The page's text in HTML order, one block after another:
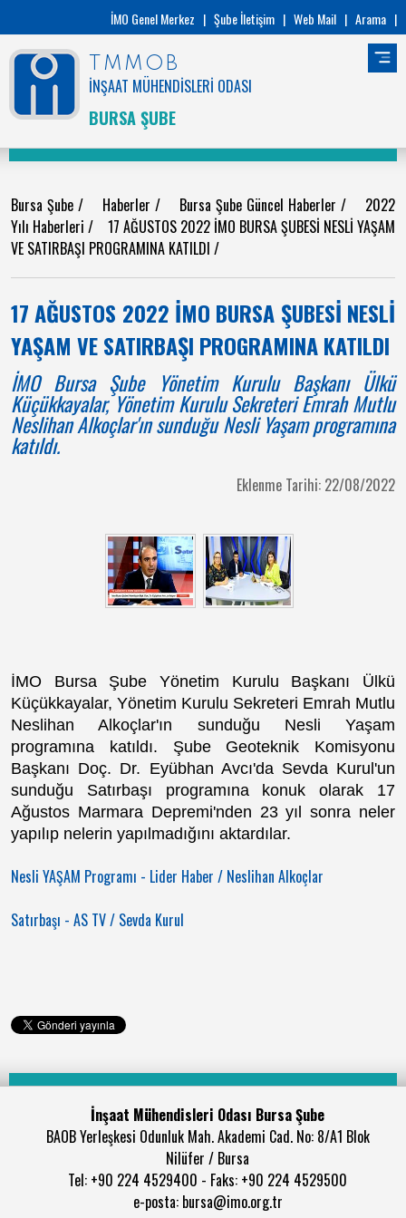
İMO Genel Merkez | Şube İletişim | Web Mail | Arama |
TMMOB
İNŞAAT MÜHENDİSLERİ ODASI
BURSA ŞUBE
Bursa Şube/ Haberler/ Bursa Şube Güncel Haberler/ 2022
Yılı Haberleri / 17 AĞUSTOS 2022 İMO BURSA ŞUBESİ NESLİ YAŞAM
VE SATIRBAŞI PROGRAMINA KATILDI /
17 AĞUSTOS 2022 İMO BURSA ŞUBESİ NESLİ
YAŞAM VE SATIRBAŞI PROGRAMINA KATILDI
İMO Bursa Şube Yönetim Kurulu Başkanı Ülkü
Küçükkayalar, Yönetim Kurulu Sekreteri Emrah Mutlu
Neslihan Alkoçlar'ın sunduğu Nesli Yaşam programına
katıldı.
Eklenme Tarihi: 22/08/2022
İMO Bursa Şube Yönetim Kurulu Başkanı Ülkü
Küçükkayalar, Yönetim Kurulu Sekreteri Emrah Mutlu
Neslihan Alkoçlar'ın sunduğu Nesli Yaşam
programına katıldı. Şube Geoteknik Komisyonu
Başkanı Doç. Dr. Eyübhan Avcı'da Sevda Kurul'un
sunduğu Satırbaşı programına konuk olarak 17
Ağustos Marmara Depremi'nden 23 yıl sonra neler
yapılıp nelerin yapılmadığını aktardılar.
Nesli YAŞAM Programı - Lider Haber / Neslihan Alkoçlar
Satırbaşı - AS TV / Sevda Kurul
İnşaat Mühendisleri Odası Bursa Şube
BAOB Yerleşkesi Odunluk Mah. Akademi Cad. No: 8/A1 Blok
Nilüfer / Bursa
Tel: +90 224 4529400 - Faks: +90 224 4529500
e-posta: bursa@imo.org.tr